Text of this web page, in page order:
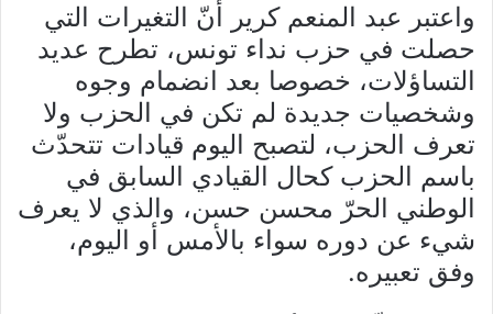
واعتبر عبد المنعم كرير أنّ التغيرات التي
حصلت في حزب نداء تونس، تطرح عديد
التساؤلات، خصوصا بعد انضمام وجوه
وشخصيات جديدة لم تكن في الحزب ولا
تعرف الحزب، لتصبح اليوم قيادات تتحدّث
باسم الحزب كحال القيادي السابق في
الوطني الحرّ محسن حسن، والذي لا يعرف
شيء عن دوره سواء بالأمس أو اليوم،
وفق تعبيره.